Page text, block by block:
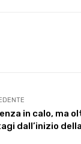
in calo, ma
dall’inizio